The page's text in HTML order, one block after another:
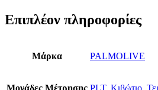
Επιπλέον πληροφορίες
Μάρκα PALMOLIVE
Μονάδες Μέτρησης PLT, Κιβώτιο,